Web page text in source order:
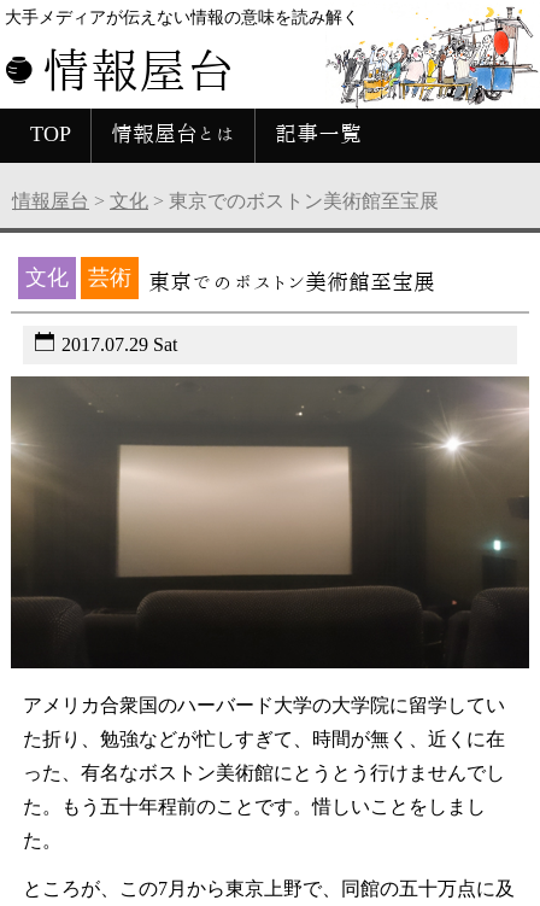
大手メディアが伝えない情報の意味を読み解く
情報屋台
TOP 情報屋台とは 記事一覧
情報屋台 > 文化 > 東京でのボストン美術館至宝展
文化 芸術 東京でのボストン美術館至宝展
2017.07.29 Sat
アメリカ合衆国のハーバード大学の大学院に留学してい
た折り、勉強などが忙しすぎて、時間が無く、近くに在
った、有名なボストン美術館にとうとう行けませんでし
た。もう五十年程前のことです。惜しいことをしまし
た。
ところが、この7月から東京上野で、同館の五十万点に及